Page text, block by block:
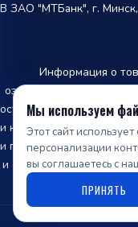
В ЗАО "МТБанк", г. Минск,
Информация о
ознакомления и не
оставляют за собой
и комплектацию товара,
и потребителей.
и оформление заказа
Мы используем
Этот сайт
персонализации
вы соглашаетесь с
ПРИНЯТЬ